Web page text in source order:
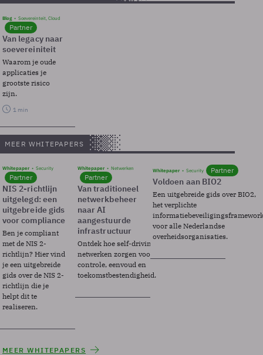
Blog Soevereinteit, Cloud
Partner
Van legacy naar
soevereiniteit
Waarom je oude
applicaties je
grootste risico
zijn.
1 min
MEER WHITEPAPERS
Whitepaper Security
Partner
NIS 2-richtlijn
uitgelegd: een
uitgebreide gids
voor compliance
Ben je compliant
met de NIS 2-
richtlijn? Hier vind
je een uitgebreide
gids over de NIS 2-
richtlijn die je
helpt dit te
realiseren.
Whitepaper Netwerken
Partner
Van traditioneel
netwerkbeheer
naar AI
aangestuurde
infrastructuur
Ontdek hoe self-driving
netwerken zorgen voor
controle, eenvoud en
toekomstbestendigheid.
Whitepaper Security Partner
Voldoen aan BIO2
Een uitgebreide gids over BIO2,
het verplichte
voor alle Nederlandse
overheidsorganisaties.
MEER WHITEPAPERS